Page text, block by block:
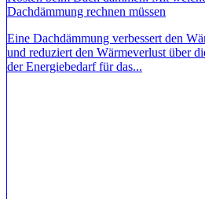
Dachdämmung rechnen müssen
Eine Dachdämmung verbessert den
und reduziert den Wärmeverlust über
der Energiebedarf für das...